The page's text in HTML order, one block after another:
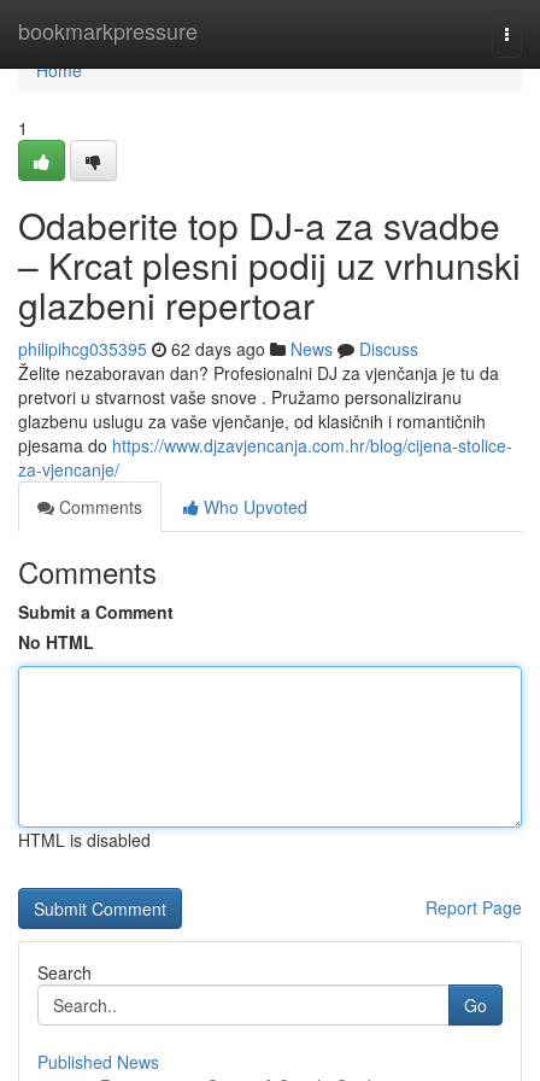
bookmarkpressure
Home
Home
1
Odaberite top DJ-a za svadbe
– Krcat plesni podij uz vrhunski
glazbeni repertoar
philipihcg035395 62 days ago News
Discuss
Želite nezaboravan dan? Profesionalni DJ za vjenčanja je tu da
pretvori u stvarnost vaše snove . Pružamo personaliziranu
glazbenu uslugu za vaše vjenčanje, od klasičnih i romantičnih
pjesama do https://www.djzavjencanja.com.hr/blog/cijena-stolice-
za-vjencanje/
Comments
Who Upvoted
Comments
Submit a Comment
No HTML
HTML is disabled
Report Page
Search
Go
Published News